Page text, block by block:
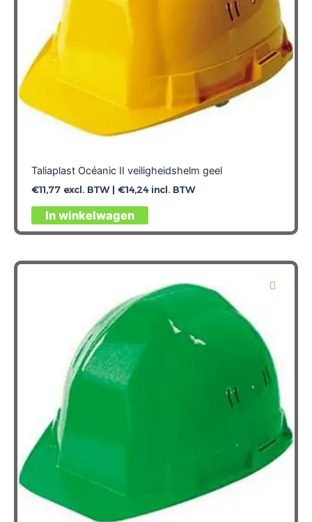
Taliaplast Océanic II veiligheidshelm geel
€11,77excl. BTW | €14,24incl. BTW
In winkelwagen